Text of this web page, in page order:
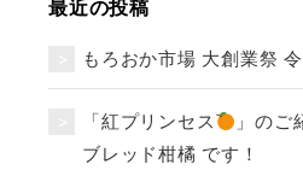
最近の投稿
もろおか市場 大創業祭
「紅プリンセス
」の
ブレッド柑橘 です！